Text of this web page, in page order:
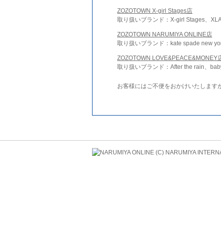
ZOZOTOWN X-girl Stages店
取り扱いブランド：X-girl Stages、
ZOZOTOWN NARUMIYA ONLINE店
取り扱いブランド：kate spade new
ZOZOTOWN LOVE&PEACE&MONEY
取り扱いブランド：After the rain、
お客様にはご不便をおかけいたします